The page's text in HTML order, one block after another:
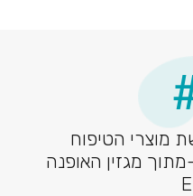
מוצרי הטיפוח
מגזין האופנה